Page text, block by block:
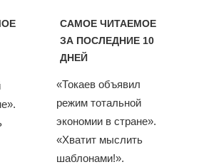
САМОЕ ЧИТАЕМОЕ
ЗА ПОСЛЕДНИЕ 10
ДНЕЙ
«Токаев объявил
режим тотальной
экономии в стране».
«Хватит мыслить
шаблонами!».